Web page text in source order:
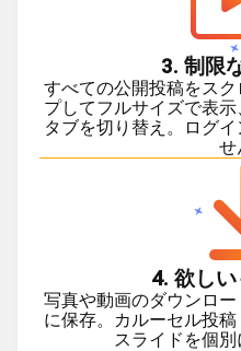
3. 制限
すべての公開投稿をス
プしてフルサイズで表
タブを切り替え。ログ
せ
4. 欲し
写真や動画のダウンロ
に保存。カルーセル投
スライドを個別